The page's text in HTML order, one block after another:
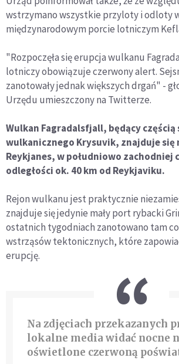
wstrzymano wszystkie przyloty i odloty
międzynarodowym porcie lotniczym
"Rozpoczęła się erupcja wulkanu
lotniczy obowiązuje czerwony alert.
zanotowały jednak większych drgań" -
Urzędu umieszczony na Twitterze.
Wulkan Fagradalsfjall, będący częścią
wulkanicznego Krysuvik, znajduje się
Reykjanes, w południowo zachodniej
odległości ok. 40 km od Reykjaviku.
Rejon wulkanu jest praktycznie
znajduje się jedynie mały port rybacki
ostatnich tygodniach zanotowano tam
wstrząsów tektonicznych, które
erupcję.
Na zdjęciach przekazanych
lokalne media widać nocne
oświetlone czerwoną